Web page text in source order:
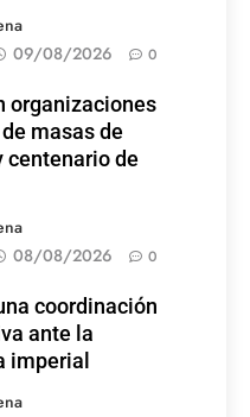
09/08/2026 0
organizaciones
masas de
centenario de
08/08/2026 0
coordinación
ante la
imperial